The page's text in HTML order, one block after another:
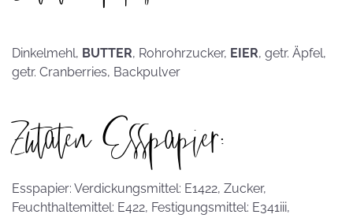
Dinkelmehl, BUTTER, Rohrohrzucker, EIER, getr. Äpfel,
getr. Cranberries, Backpulver
Zutaten Esspapier:
Esspapier: Verdickungsmittel: E1422, Zucker,
Feuchthaltemittel: E422, Festigungsmittel: E341iii,